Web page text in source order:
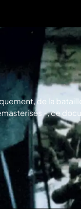
de la
-, ce
américain. Avec